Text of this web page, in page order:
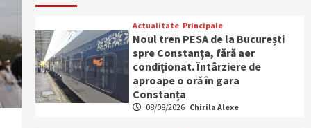
Actualitate Principale
Noul tren PESA de la București
spre Constanța, fără aer
condiționat. Întârziere de
aproape o oră în gara
Constanța
08/08/2026 Chirila Alexe